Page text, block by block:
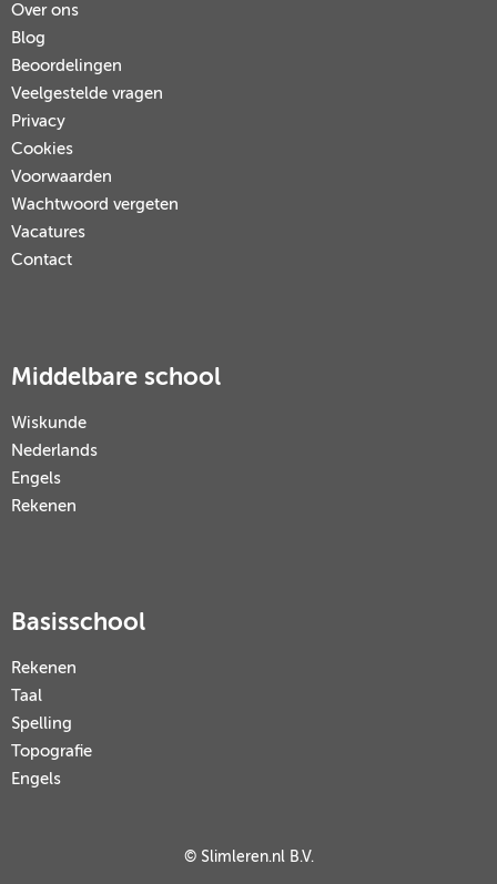
Over ons
Blog
Beoordelingen
Veelgestelde vragen
Privacy
Cookies
Voorwaarden
Wachtwoord vergeten
Vacatures
Contact
Middelbare school
Wiskunde
Nederlands
Engels
Rekenen
Basisschool
Rekenen
Taal
Spelling
Topografie
Engels
© Slimleren.nl B.V.